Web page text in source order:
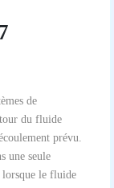
de
du fluide
prévu.
une seule
lorsque le fluide